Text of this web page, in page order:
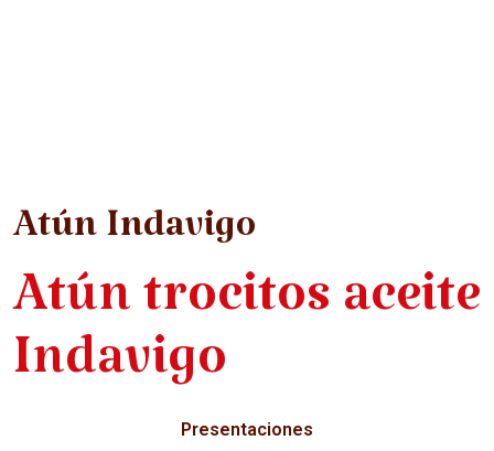
Atún Indavigo
Atún trocitos aceite
Indavigo
Presentaciones